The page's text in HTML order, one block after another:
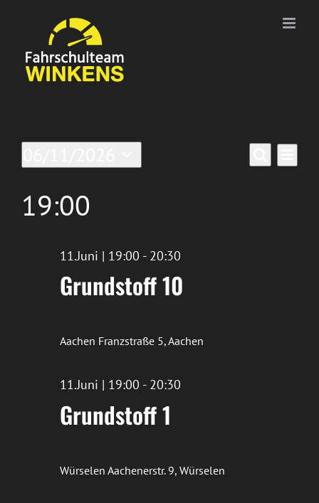
springen
Veranstaltungen
für
11/Juni/2026
Suche
Datum
wählen.
19:00
Grundstoff 10
11.Juni | 19:00 - 20:30
Aachen Franzstraße 5, Aachen
Grundstoff 1
11.Juni | 19:00 - 20:30
Würselen Aachenerstr. 9, Würselen